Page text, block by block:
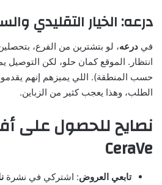
درعه: الخيار التقليدي
في درعه، لو بتشترين من الفرع،
حسب المنطقة). اللي يميزهم إنهم
الطلب، وهذا يعجب كثير من الزباين.
نصايح للحصول على
CeraVe
تابعي العروض: اشتركي في نشرة